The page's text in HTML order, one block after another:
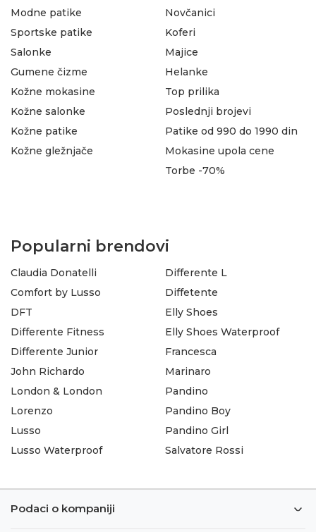
Modne patike
Sportske patike
Salonke
Gumene čizme
Novčanici
Koferi
Majice
Helanke
Kožne mokasine
Kožne salonke
Kožne patike
Kožne gležnjače
Top prilika
Poslednji brojevi
Patike od 990 do 1990 din
Mokasine upola cene
Torbe -70%
Popularni brendovi
Claudia Donatelli
Comfort by Lusso
DFT
Differente Fitness
Differente Junior
Differente L
Diffetente
Elly Shoes
Elly Shoes Waterproof
Francesca
John Richardo
London & London
Lorenzo
Lusso
Lusso Waterproof
Marinaro
Pandino
Pandino Boy
Pandino Girl
Salvatore Rossi
Podaci o kompaniji